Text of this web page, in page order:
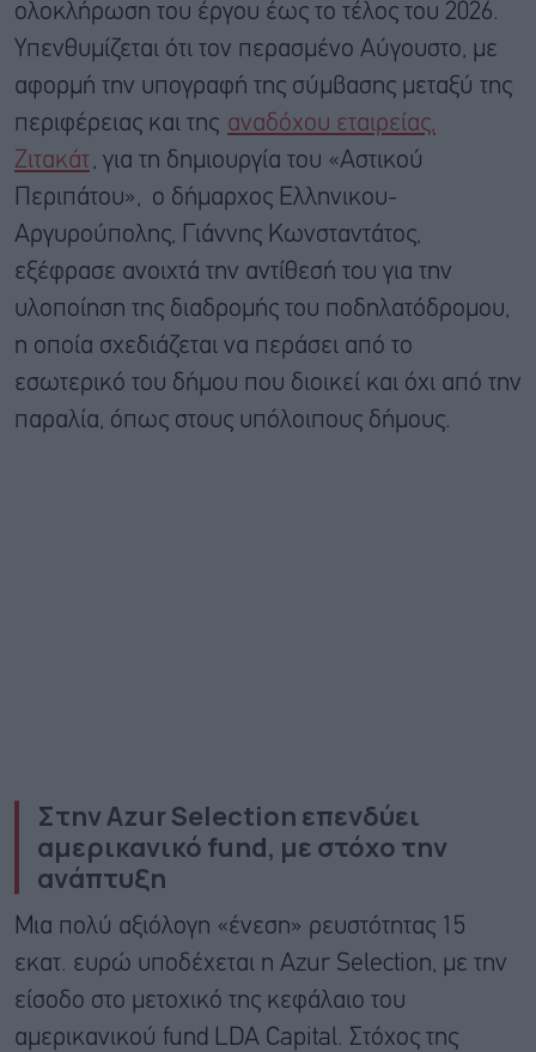
ολοκλήρωση του έργου έως το τέλος του 2026.
Υπενθυμίζεται ότι τον περασμένο Αύγουστο, με
αφορμή την υπογραφή της σύμβασης μεταξύ της
περιφέρειας και της αναδόχου εταιρείας,
Ζιτακάτ, για τη δημιουργία του «Αστικού
Περιπάτου», ο δήμαρχος Ελληνικου-
Αργυρούπολης, Γιάννης Κωνσταντάτος,
εξέφρασε ανοιχτά την αντίθεσή του για την
υλοποίηση της διαδρομής του ποδηλατόδρομου,
η οποία σχεδιάζεται να περάσει από το
εσωτερικό του δήμου που διοικεί και όχι από την
παραλία, όπως στους υπόλοιπους δήμους.
ΣτηνAzurSelection επενδύει
αμερικανικό fund, με στόχο την
ανάπτυξη
Μια πολύ αξιόλογη «ένεση» ρευστότητας 15
εκατ. ευρώ υποδέχεται η Azur Selection, με την
είσοδο στο μετοχικό της κεφάλαιο του
αμερικανικού fund LDA Capital. Στόχος της